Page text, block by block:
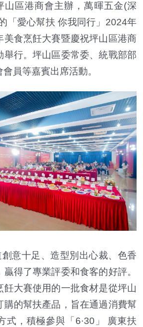
山區港商會主辦，萬暉五金(深
「愛心幫扶 你我同行」2024年
美食烹飪大賽暨慶祝坪山區港商
舉行。坪山區委常委、統戰部部
員等嘉賓出席活動。
意十足、造型別出心裁、色香
得了專業評委和食客的好評。
飪大賽使用的一批食材是從坪山
購的幫扶產品，旨在通過消費幫
式，積極參與「6·30」 廣東扶